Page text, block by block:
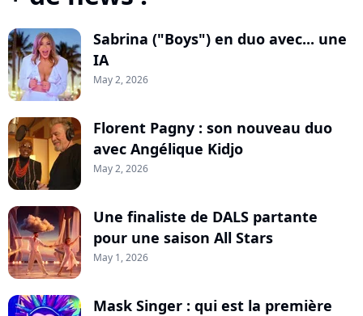
Sabrina ("Boys") en duo avec... une
IA
May 2, 2026
Florent Pagny : son nouveau duo
avec Angélique Kidjo
May 2, 2026
Une finaliste de DALS partante
pour une saison All Stars
May 1, 2026
Mask Singer : qui est la première